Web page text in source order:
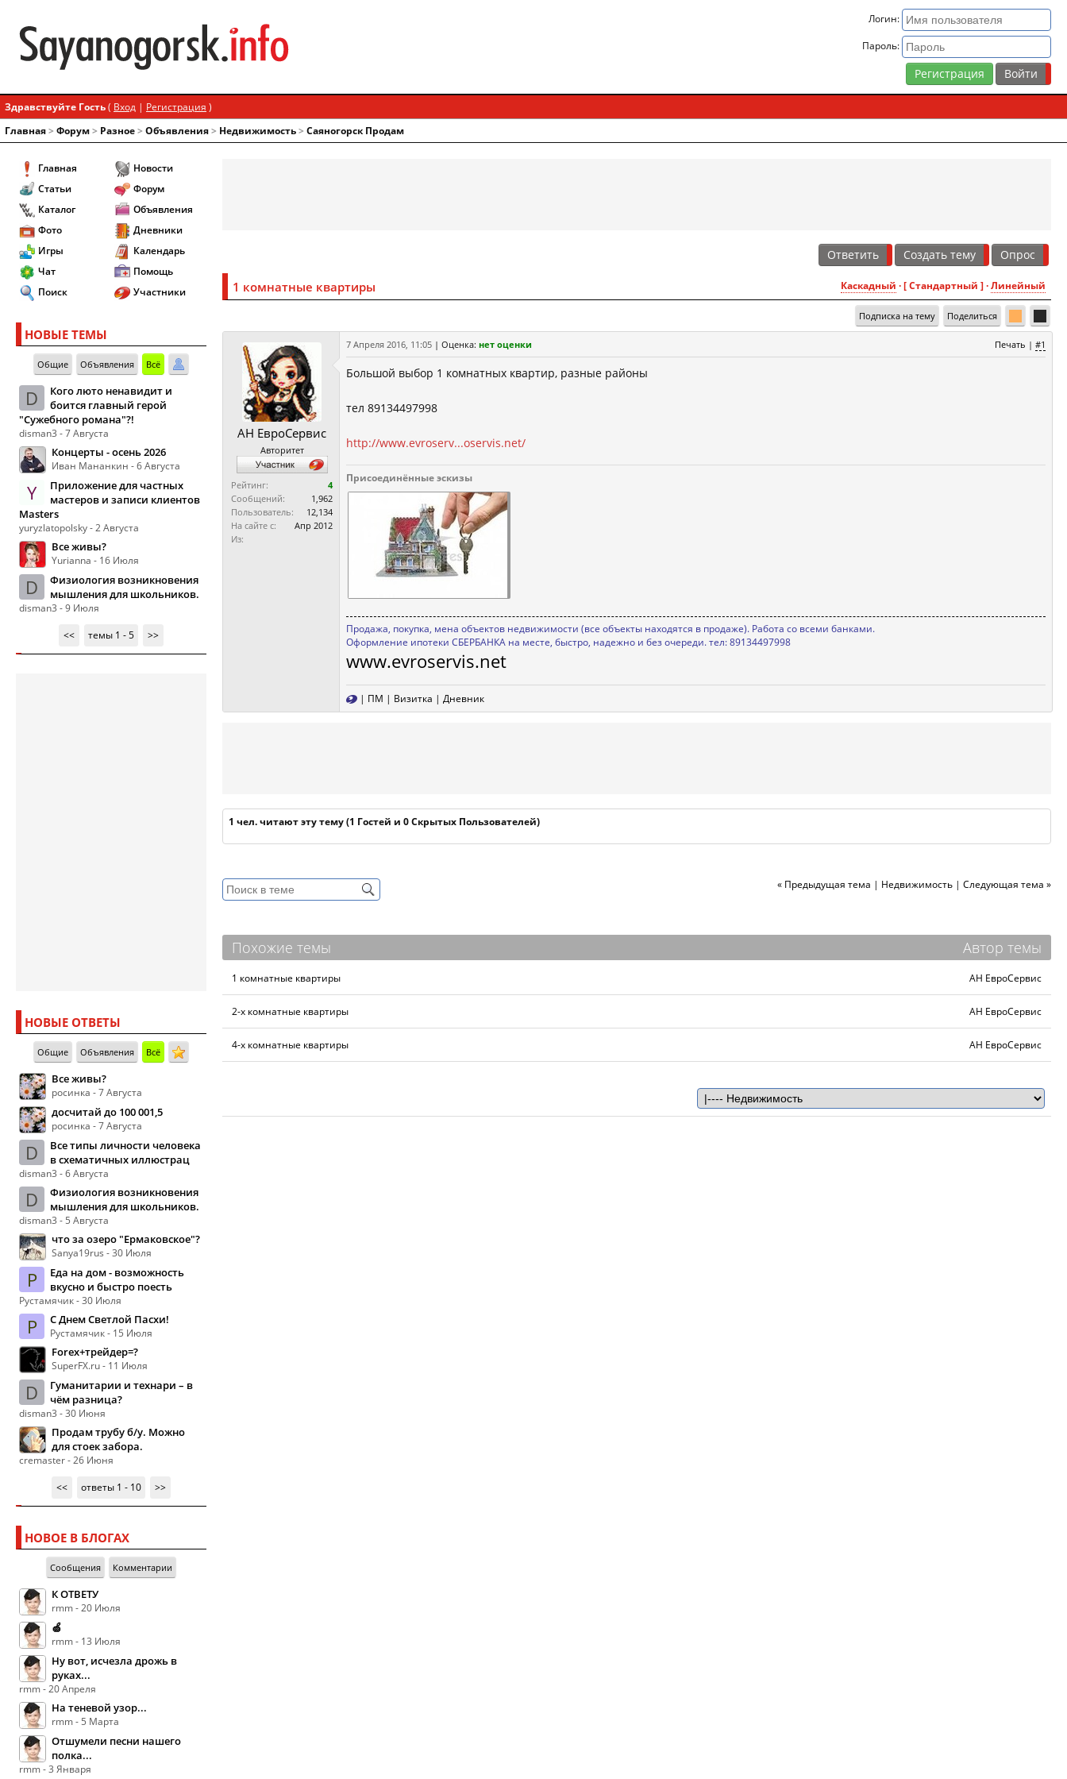
Логин:
Пароль:
Регистрация
Здравствуйте Гость( Вход | Регистрация )
Главная> Форум> Разное> Объявления> Недвижимость> Саяногорск Продам
Главная
Статьи
Каталог
Фото
Игры
Чат
Поиск
Новости
Форум
Объявления
Дневники
Календарь
Помощь
Участники
НОВЫЕ ТЕМЫ
Общие Объявления Всё
D
Кого люто ненавидит и
боится главный герой
"Сужебного романа"?!
disman3 - 7 Августа
Концерты - осень 2026
Иван Мананкин - 6 Августа
Y
Приложение для частных
мастеров и записи клиентов
Masters
yuryzlatopolsky - 2 Августа
Все живы?
Yurianna - 16 Июля
D
Физиология возникновения
мышления для школьников.
disman3 - 9 Июля
<<
темы 1 - 5 >>
НОВЫЕ ОТВЕТЫ
Общие Объявления Всё
Все живы?
росинка - 7 Августа
досчитай до 100 001,5
росинка - 7 Августа
D
Все типы личности человека
в схематичных иллюстрац
disman3 - 6 Августа
D
Физиология возникновения
мышления для школьников.
disman3 - 5 Августа
что за озеро "Ермаковское"?
Sanya19rus - 30 Июля
Р
Еда на дом - возможность
вкусно и быстро поесть
Рустамячик - 30 Июля
Р С Днем Светлой Пасхи!
Рустамячик - 15 Июля
Forex+трейдер=?
SuperFX.ru - 11 Июля
D
Гуманитарии и технари – в
чём разница?
disman3 - 30 Июня
Продам трубу б/у. Можно
для стоек забора.
cremaster - 26 Июня
<<
ответы 1 - 10 >>
НОВОЕ В БЛОГАХ
Сообщения Комментарии
К ОТВЕТУ
rmm - 20 Июля
🍏
rmm - 13 Июля
Ну вот, исчезла дрожь в
руках...
rmm - 20 Апреля
На теневой узор...
rmm - 5 Марта
Отшумели песни нашего
полка...
rmm - 3 Января
Ответить Создать тему Опрос
Каскадный · [ Стандартный ] ·Линейный
1 комнатные квартиры
Подписка на тему Поделиться
АН ЕвроСервис
Авторитет
Рейтинг:
4
Сообщений:
1,962
Пользователь:
12,134
На сайте с:
Апр 2012
Из:
Печать | #1
7 Апреля 2016, 11:05 | Оценка: нет оценки
Большой выбор 1 комнатных квартир, разные районы
тел 89134497998
http://www.evroserv...oservis.net/
Присоединённые эскизы
Продажа, покупка, мена объектов недвижимости (все объекты находятся в продаже). Работа со всеми банками.
Оформление ипотеки СБЕРБАНКА на месте, быстро, надежно и без очереди. тел: 89134497998
www.evroservis.net
| ПМ | Визитка | Дневник
1 чел. читают эту тему (1 Гостей и 0 Скрытых Пользователей)
« Предыдущая тема | Недвижимость | Следующая тема »
Похожие темы Автор темы
1 комнатные квартиры АН ЕвроСервис
2-х комнатные квартиры АН ЕвроСервис
4-х комнатные квартиры АН ЕвроСервис